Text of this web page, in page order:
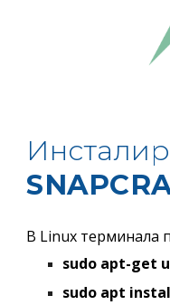
В Linux терминала
sudo apt-get
sudo apt